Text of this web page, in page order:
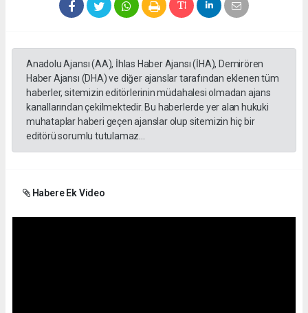
Anadolu Ajansı (AA), İhlas Haber Ajansı (İHA), Demirören
Haber Ajansı (DHA) ve diğer ajanslar tarafından eklenen tüm
haberler, sitemizin editörlerinin müdahalesi olmadan ajans
kanallarından çekilmektedir. Bu haberlerde yer alan hukuki
muhataplar haberi geçen ajanslar olup sitemizin hiç bir
editörü sorumlu tutulamaz...
Habere Ek Video